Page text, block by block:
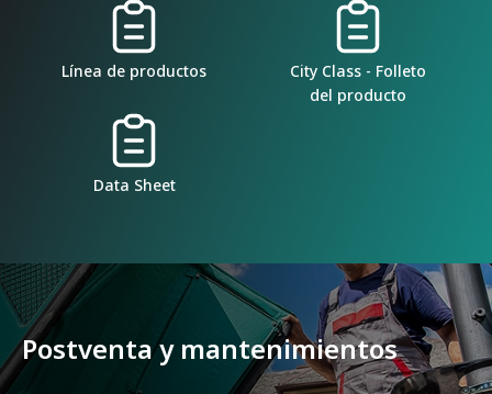
Línea de productos
City Class - Folleto
del producto
Data Sheet
Postventa y mantenimientos